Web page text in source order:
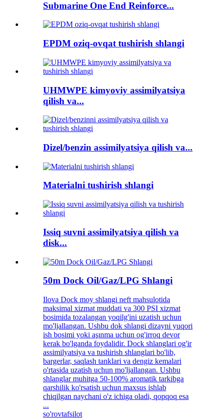
Submarine One End Reinforce...
EPDM oziq-ovqat tushirish shlangi
UHMWPE kimyoviy assimilyatsiya
qilish va...
Dizel/benzin assimilyatsiya qilish va...
Materialni tushirish shlangi
Issiq suvni assimilyatsiya qilish va
disk...
50m Dock Oil/Gaz/LPG Shlangi
Ilova Dock moy shlangi neft mahsulotida
maksimal xizmat muddati va 300 PSI xizmat
bosimida tozalangan yoqilg'ini uzatish uchun
mo'ljallangan. Ushbu dok shlangi dizayni yuqori
ish bosimi yoki aşınma uchun og'irroq devor
kerak bo'lganda foydalidir. Dock shlanglari og'ir
assimilyatsiya va tushirish shlanglari bo'lib,
bargerlar, saqlash tanklari va dengiz kemalari
o'rtasida uzatish uchun mo'ljallangan. Ushbu
shlanglar muhitga 50-100% aromatik tarkibga
qarshilik ko'rsatish uchun maxsus ishlab
chiqilgan naychani o'z ichiga oladi, qopqoq esa
...
so'rovtafsilot